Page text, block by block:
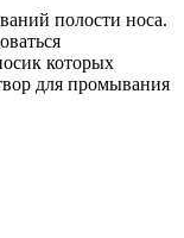
полости носа.
которых
для промывания